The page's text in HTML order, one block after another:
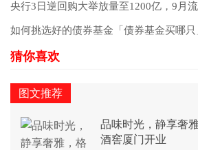
央行3日逆回购大举放量至1200亿，9月
如何挑选好的债券基金「债券基金买哪只
图文推荐
品味时光，静享奢
酒窖厦门开业